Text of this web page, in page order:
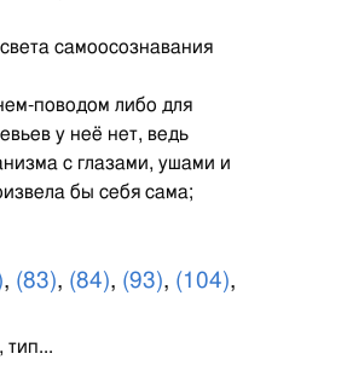
самоосознавания
поводом либо для
у неё нет, ведь
с глазами, ушами и
бы себя сама;
, (83), (84), (93), (104),
тип...